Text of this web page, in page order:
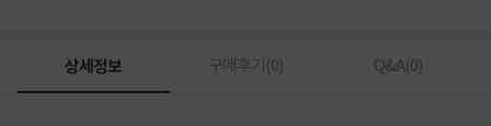
상세정보 구매후기(0) Q&A(0)